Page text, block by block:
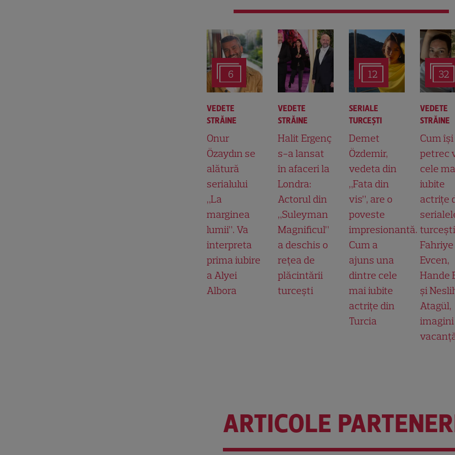
6
VEDETE
STRĂINE
Onur
Özaydın se
alătură
serialului
„La
marginea
lumii”. Va
interpreta
prima iubire
a Alyei
Albora
VEDETE
STRĂINE
Halit Ergenç
s-a lansat
în afaceri la
Londra:
Actorul din
„Suleyman
Magnificul”
a deschis o
rețea de
plăcintării
turcești
12
SERIALE
TURCEŞTI
Demet
Özdemir,
vedeta din
„Fata din
vis”, are o
poveste
impresionantă.
Cum a
ajuns una
dintre cele
mai iubite
actrițe din
Turcia
32
VEDETE
STRĂINE
Cum își
petrec
cele
iubite
actrițe
Fahriye
Evcen,
Hande
și
Atagül,
ARTICOLE